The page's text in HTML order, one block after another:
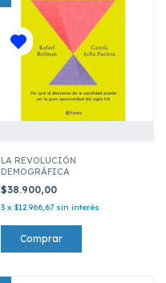
LA REVOLUCIÓN
DEMOGRÁFICA
$38.900,00
3 x $12.966,67 sin interés